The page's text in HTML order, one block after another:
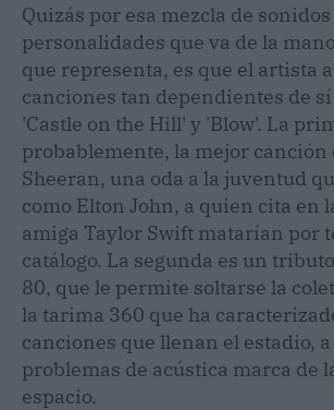
Quizás por esa mezcla de sonidos
personalidades que va de la
que representa, es que el artista
canciones tan dependientes de
'Castle on the Hill' y 'Blow'. La
probablemente, la mejor canción
Sheeran, una oda a la juventud
como Elton John, a quien cita en
amiga Taylor Swift matarían por
catálogo. La segunda es un
80, que le permite soltarse la
la tarima 360 que ha
canciones que llenan el estadio,
problemas de acústica marca de
espacio.